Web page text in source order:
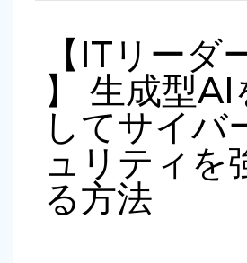
【ITリーダ
】 生成型AI
してサイバ
ュリティを
る方法